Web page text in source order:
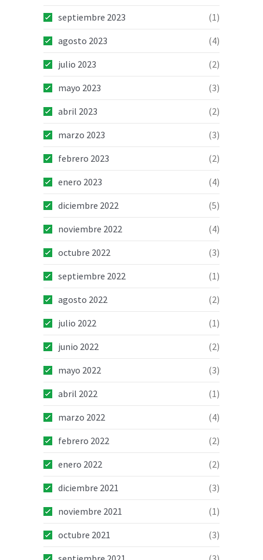
septiembre 2023
(1)
agosto 2023
(4)
julio 2023
(2)
mayo 2023
(3)
abril 2023
(2)
marzo 2023
(3)
febrero 2023
(2)
enero 2023
(4)
diciembre 2022
(5)
noviembre 2022
(4)
octubre 2022
(3)
septiembre 2022
(1)
agosto 2022
(2)
julio 2022
(1)
junio 2022
(2)
mayo 2022
(3)
abril 2022
(1)
marzo 2022
(4)
febrero 2022
(2)
enero 2022
(2)
diciembre 2021
(3)
noviembre 2021
(1)
octubre 2021
(3)